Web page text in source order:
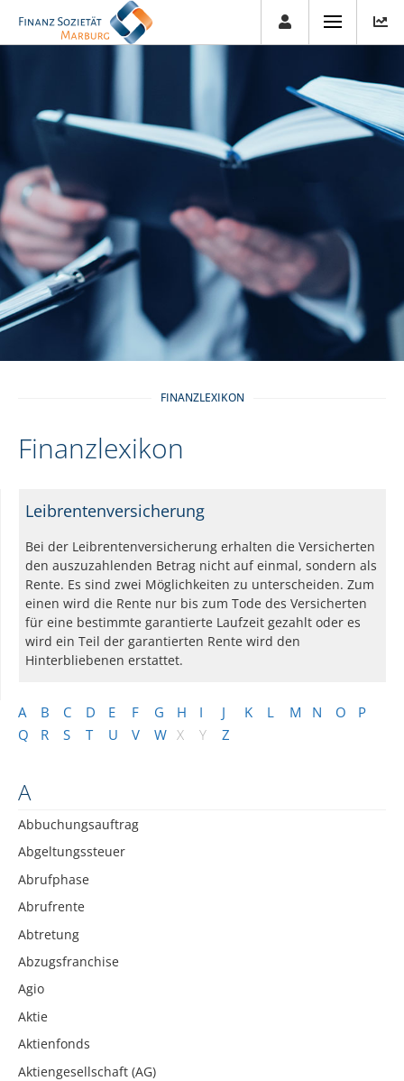
FINANZLEXIKON
Finanzlexikon
A B C D E F G H I J K L M N O
P
Q
R S T U V W X Y Z
A
Abbuchungsauftrag
Abgeltungssteuer
Abrufphase
Abrufrente
Abtretung
Abzugsfranchise
Agio
Aktie
Aktienfonds
Aktiengesellschaft (AG)
Leibrentenversicherung
Bei der Leibrentenversicherung erhalten die Versicherten
den auszuzahlenden Betrag nicht auf einmal, sondern als
Rente. Es sind zwei Möglichkeiten zu unterscheiden. Zum
einen wird die Rente nur bis zum Tode des Versicherten
für eine bestimmte garantierte Laufzeit gezahlt oder es
wird ein Teil der garantierten Rente wird den
Hinterbliebenen erstattet.